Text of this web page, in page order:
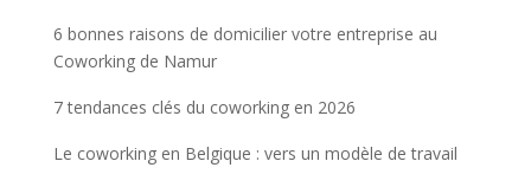
6 bonnes raisons de domicilier votre entreprise au
Coworking de Namur
7 tendances clés du coworking en 2026
Le coworking en Belgique : vers un modèle de travail